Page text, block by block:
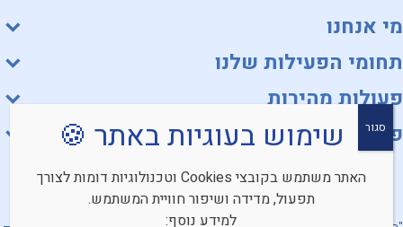
מי אנחנו
תחומי הפעילות שלנו
פעולות מהירות
פורטליםשימוש בעוגיות באתר 🍪
האתר משתמש בקובצי Cookies וטכנולוגיות דומות לצורך
תפעול, מדידה ושיפור חוויית המשתמש.
למידע נוסף:
סגור